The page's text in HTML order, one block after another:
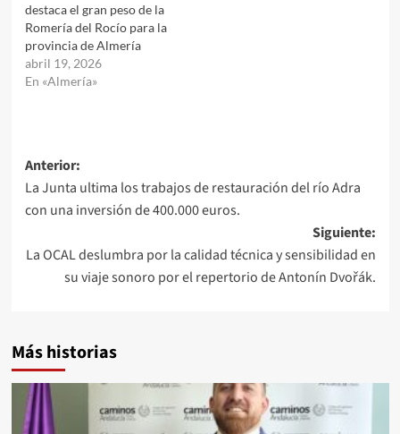
destaca el gran peso de la
Romería del Rocío para la
provincia de Almería
abril 19, 2026
En «Almería»
Navegación
de
entradas
Anterior:
La Junta ultima los trabajos de restauración del río Adra
con una inversión de 400.000 euros.
Siguiente:
La OCAL deslumbra por la calidad técnica y sensibilidad en
su viaje sonoro por el repertorio de Antonín Dvořák.
Más historias